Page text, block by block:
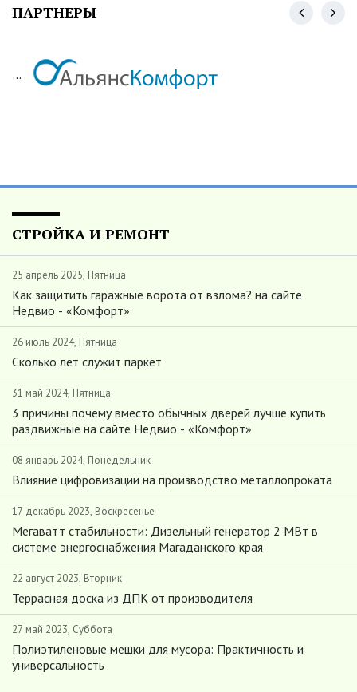
ПАРТНЕРЫ
...
СТРОЙКА И РЕМОНТ
25 апрель 2025, Пятница
Как защитить гаражные ворота от взлома? на сайте
Недвио - «Комфорт»
26 июль 2024, Пятница
Сколько лет служит паркет
31 май 2024, Пятница
3 причины почему вместо обычных дверей лучше купить
раздвижные на сайте Недвио - «Комфорт»
08 январь 2024, Понедельник
Влияние цифровизации на производство металлопроката
17 декабрь 2023, Воскресенье
Мегаватт стабильности: Дизельный генератор 2 МВт в
системе энергоснабжения Магаданского края
22 август 2023, Вторник
Террасная доска из ДПК от производителя
27 май 2023, Суббота
Полиэтиленовые мешки для мусора: Практичность и
универсальность